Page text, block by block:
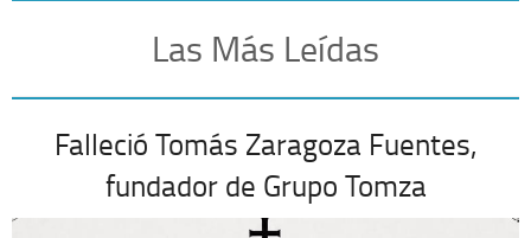
Las Más Leídas
Falleció Tomás Zaragoza Fuentes,
fundador de Grupo Tomza